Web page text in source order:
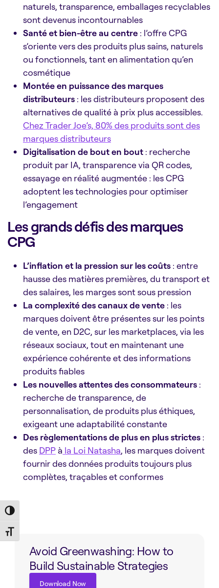
Toggle High Contrast
Toggle Font size
naturels, transparence, emballages recyclables
sont devenus incontournables
Santé et bien-être au centre : l’offre CPG
s’oriente vers des produits plus sains, naturels
ou fonctionnels, tant en alimentation qu’en
cosmétique
Montée en puissance des marques
distributeurs : les distributeurs proposent des
alternatives de qualité à prix plus accessibles.
Chez Trader Joe’s, 80% des produits sont des
marques distributeurs
Digitalisation de bout en bout : recherche
produit par IA, transparence via QR codes,
essayage en réalité augmentée : les CPG
adoptent les technologies pour optimiser
l’engagement
Les grands défis des marques
CPG
L’inflation et la pression sur les coûts : entre
hausse des matières premières, du transport et
des salaires, les marges sont sous pression
La complexité des canaux de vente : les
marques doivent être présentes sur les points
de vente, en D2C, sur les marketplaces, via les
réseaux sociaux, tout en maintenant une
expérience cohérente et des informations
produits fiables
Les nouvelles attentes des consommateurs :
recherche de transparence, de
personnalisation, de produits plus éthiques,
exigeant une adaptabilité constante
Des règlementations de plus en plus strictes :
des DPP à la Loi Natasha, les marques doivent
fournir des données produits toujours plus
complètes, traçables et conformes
Avoid Greenwashing: How to
Build Sustainable Strategies
Download Now